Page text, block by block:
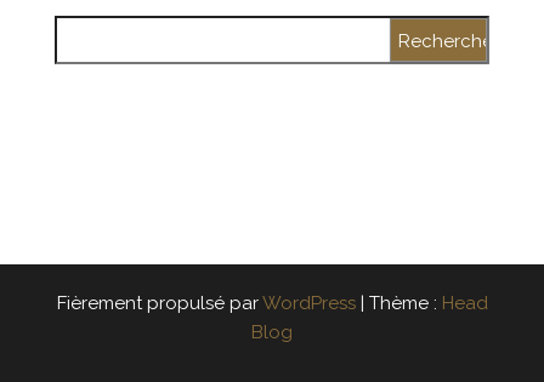
Fièrement propulsé parWordPress | Thème : Head
Blog